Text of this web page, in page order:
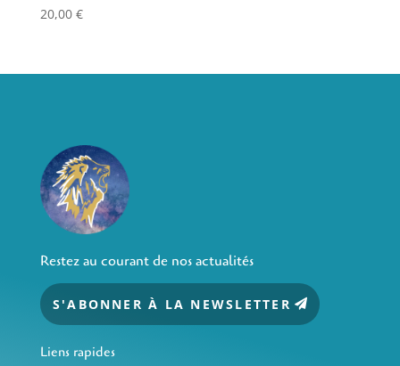
20,00 €
Restez au courant de nos actualités
S'ABONNER À LA NEWSLETTER
Liens rapides